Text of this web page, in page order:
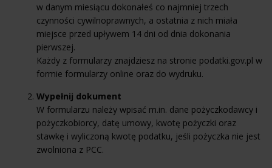
w danym miesiącu dokonałeś co najmniej trzech
czynności cywilnoprawnych, a ostatnia z nich miała
miejsce przed upływem 14 dni od dnia dokonania
pierwszej.
Każdy z formularzy znajdziesz na stronie podatki.gov.pl w
formie formularzy online oraz do wydruku.
Wypełnij dokument
W formularzu należy wpisać m.in. dane pożyczkodawcy i
pożyczkobiorcy, datę umowy, kwotę pożyczki oraz
stawkę i wyliczoną kwotę podatku, jeśli pożyczka nie jest
zwolniona z PCC.